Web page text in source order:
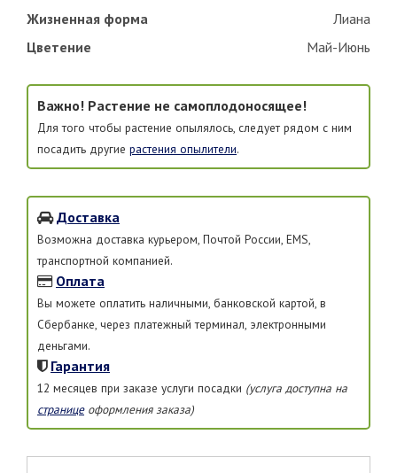
Жизненная форма
Лиана
Цветение
Май-Июнь
Важно! Растение не самоплодоносящее!
Для того чтобы растение опылялось, следует рядом с ним
посадить другие растения опылители.
Доставка
Возможна доставка курьером, Почтой России, EMS,
транспортной компанией.
Оплата
Вы можете оплатить наличными, банковской картой, в
Сбербанке, через платежный терминал, электронными
деньгами.
Гарантия
12 месяцев при заказе услуги посадки (услуга доступна на
страницеоформления заказа)